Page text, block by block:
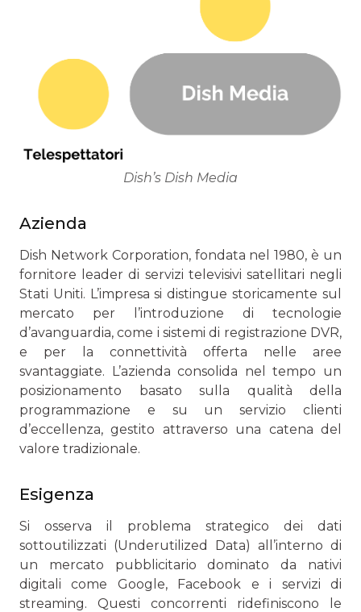
Dish’s Dish Media
Azienda
Dish Network Corporation, fondata nel 1980, è un
fornitore leader di servizi televisivi satellitari negli
Stati Uniti. L’impresa si distingue storicamente sul
mercato per l’introduzione di tecnologie
d’avanguardia, come i sistemi di registrazione DVR,
e per la connettività offerta nelle aree
svantaggiate. L’azienda consolida nel tempo un
posizionamento basato sulla qualità della
programmazione e su un servizio clienti
d’eccellenza, gestito attraverso una catena del
valore tradizionale.
Esigenza
Si osserva il problema strategico dei dati
sottoutilizzati (Underutilized Data) all’interno di
un mercato pubblicitario dominato da nativi
digitali come Google, Facebook e i servizi di
streaming. Questi concorrenti ridefiniscono le